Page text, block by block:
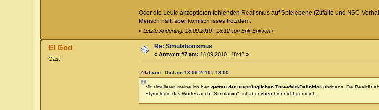
Oder die Leute akzeptieren fehlenden Realismus auf Spielebene (Zufälle und NSC-
Mensch halt, aber komisch isses trotzdem.
« Letzte Änderung: 18.09.2010 | 18:12 von Erik Erikson»
El God
Gast
Re: Simulationismus
«Antwort #7 am: 18.09.2010 | 18:42 »
Zitat von: Thot am 18.09.2010 | 18:00
Mit simulieren meine ich hier, getreu der ursprünglichen Threefold-Definitionübrigens: Die Realität
Etymologie des Wortes auch "Simulation", ist aber eben hier nicht gemeint.